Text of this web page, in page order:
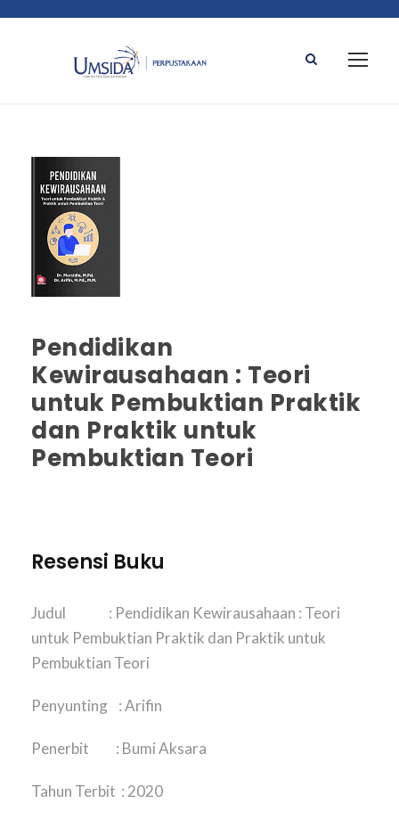
Pendidikan
Kewirausahaan : Teori
untuk Pembuktian Praktik
dan Praktik untuk
Pembuktian Teori
Resensi Buku
Judul : Pendidikan Kewirausahaan : Teori
untuk Pembuktian Praktik dan Praktik untuk
Pembuktian Teori
Penyunting : Arifin
Penerbit : Bumi Aksara
Tahun Terbit : 2020